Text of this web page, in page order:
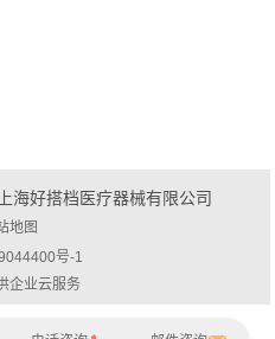
海好搭档医疗器械有限公司
地图
号-1
企业云服务